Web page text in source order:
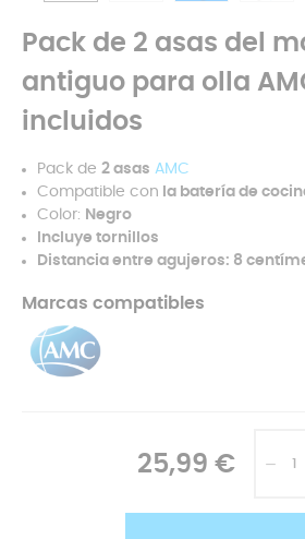
Pack de 2 asas del
antiguo para olla
incluidos
Pack de 2 asas AMC
Compatible con la batería de
Color: Negro
Incluye tornillos
Distancia entre agujeros: 8
Marcas compatibles
25,99 €